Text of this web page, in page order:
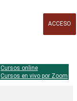
ACCESO
Cursos online
Cursos en vivo por Zoom